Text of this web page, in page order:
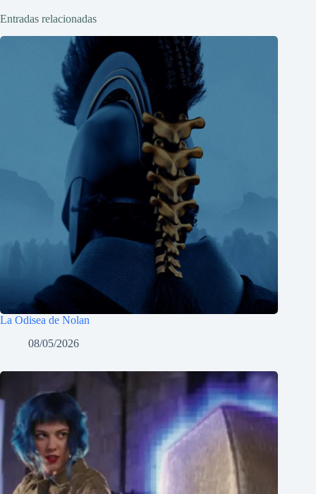
Entradas relacionadas
La Odisea de Nolan
08/05/2026